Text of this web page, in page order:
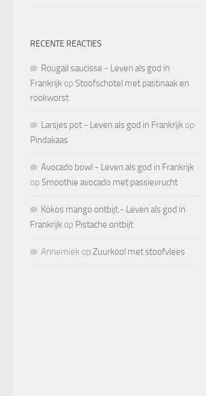
RECENTE REACTIES
Rougail saucisse - Leven als god in
Frankrijk op Stoofschotel met pastinaak en
rookworst
Larsjes pot - Leven als god in Frankrijk op
Pindakaas
Avocado bowl - Leven als god in Frankrijk
op Smoothie avocado met passievrucht
Kokos mango ontbijt - Leven als god in
Frankrijk op Pistache ontbijt
Annemiek op Zuurkool met stoofvlees